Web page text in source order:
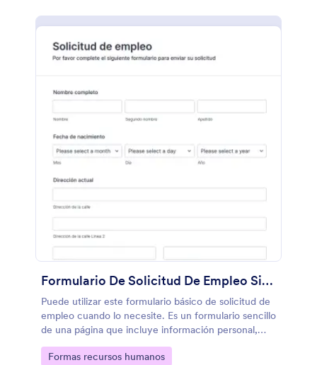
Formulario De Solicitud De Empleo Simple
Puede utilizar este formulario básico de solicitud de
empleo cuando lo necesite. Es un formulario sencillo
de una página que incluye información personal,
formación académica, referencias y mucho más. El
solicitante puede rellenar el formulario fácilmente.
Go to Category:
Formas recursos humanos